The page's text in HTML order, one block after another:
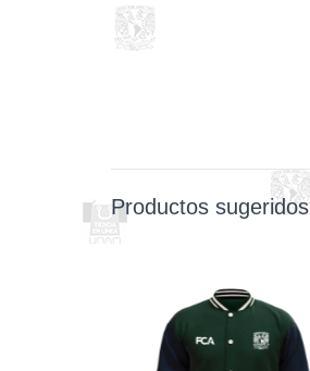
Productos sugeridos